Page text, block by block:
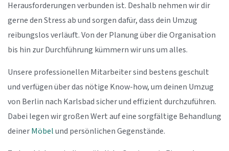
Herausforderungen verbunden ist. Deshalb nehmen wir dir
gerne den Stress ab und sorgen dafür, dass dein Umzug
reibungslos verläuft. Von der Planung über die Organisation
bis hin zur Durchführung kümmern wir uns um alles.
Unsere professionellen Mitarbeiter sind bestens geschult
und verfügen über das nötige Know-how, um deinen Umzug
von Berlin nach Karlsbad sicher und effizient durchzuführen.
Dabei legen wir großen Wert auf eine sorgfältige Behandlung
deinerMöbelund persönlichen Gegenstände.